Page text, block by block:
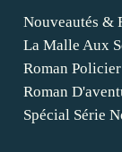
Nouveautés &
La Malle Aux
Roman
Roman
Spécial Série